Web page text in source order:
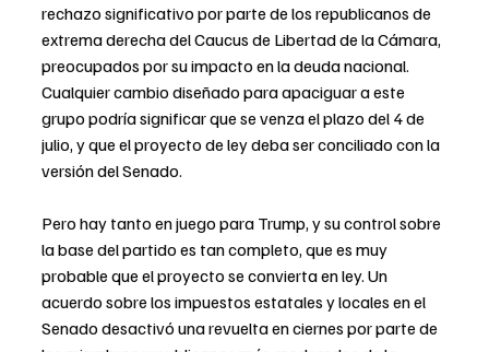
rechazo significativo por parte de los republicanos de
extrema derecha del Caucus de Libertad de la Cámara,
preocupados por su impacto en la deuda nacional.
Cualquier cambio diseñado para apaciguar a este
grupo podría significar que se venza el plazo del 4 de
julio, y que el proyecto de ley deba ser conciliado con la
versión del Senado.
Pero hay tanto en juego para Trump, y su control sobre
la base del partido es tan completo, que es muy
probable que el proyecto se convierta en ley. Un
acuerdo sobre los impuestos estatales y locales en el
Senado desactivó una revuelta en ciernes por parte de